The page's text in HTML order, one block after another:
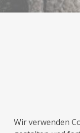
teilen
Wir verwenden